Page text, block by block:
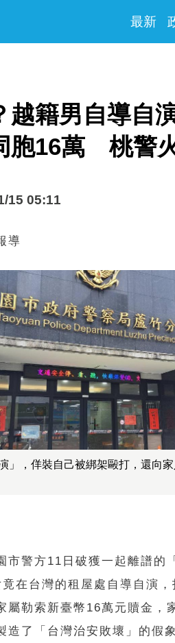
最新
越籍男自導自
胞16萬 桃警
15 05:11
導
」，佯裝自己被綁架毆打，還向
市警方11日破獲一起離譜的
在台灣的租屋處自導自演
屬勒索新臺幣16萬元贖金，
造了「台灣治安敗壞」的假